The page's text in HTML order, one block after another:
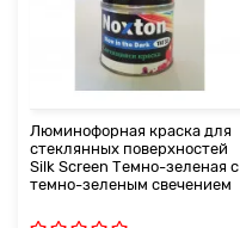
Люминофорная краска для
стеклянных поверхностей
Silk Screen Темно-зеленая с
темно-зеленым свечением